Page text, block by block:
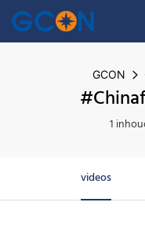
GCON
1
videos